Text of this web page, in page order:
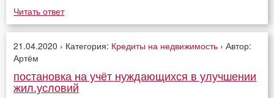
Читать ответ
21.04.2020 › Категория: Кредиты на недвижимость › Автор:
Артём
постановка на учёт нуждающихся в улучшении
жил.условий